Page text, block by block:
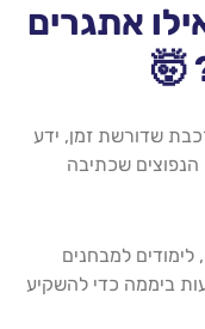
אתגרים
🤯
שדורשת זמן, ידע
הנפוצים שכתיבה
למבחנים
ביממה כדי להשקיע